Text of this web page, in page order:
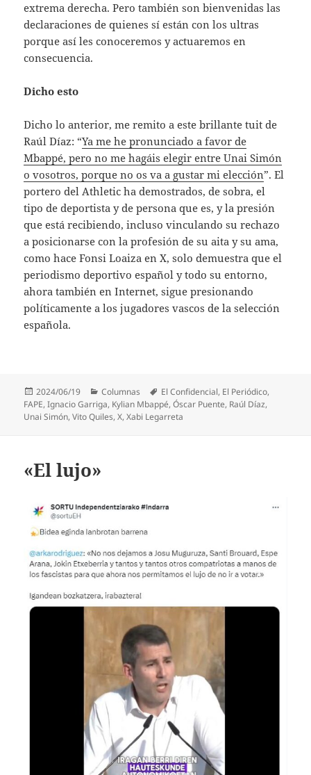
extrema derecha. Pero también son bienvenidas las
declaraciones de quienes sí están con los ultras
porque así les conoceremos y actuaremos en
consecuencia.
Dicho esto
Dicho lo anterior, me remito a este brillante tuit de
Raúl Díaz: “Ya me he pronunciado a favor de
Mbappé, pero no me hagáis elegir entre Unai Simón
o vosotros, porque no os va a gustar mi elección”. El
portero del Athletic ha demostrados, de sobra, el
tipo de deportista y de persona que es, y la presión
que está recibiendo, incluso vinculando su rechazo
a posicionarse con la profesión de su aita y su ama,
como hace Fonsi Loaiza en X, solo demuestra que el
periodismo deportivo español y todo su entorno,
ahora también en Internet, sigue presionando
políticamente a los jugadores vascos de la selección
española.
Publicado
el
2024/06/19 Categorías
Columnas Etiquetas
El Confidencial, El Periódico,
FAPE,Ignacio Garriga, Kylian Mbappé,Óscar Puente, Raúl Díaz,
Unai Simón,Vito Quiles,X,Xabi Legarreta
«El lujo»